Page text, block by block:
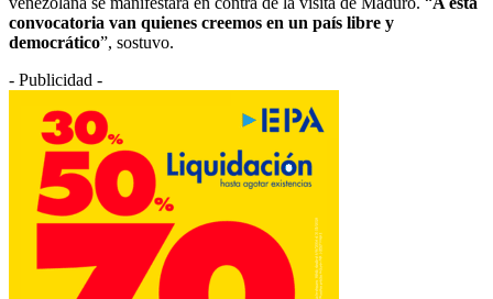
convocatoria van quienes creemos en un país libre y
democrático”, sostuvo.
- Publicidad -